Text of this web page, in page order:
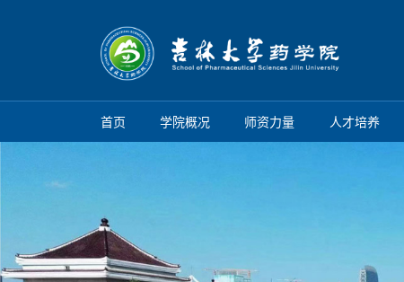
首页 学院概况 师资力量 人才培养